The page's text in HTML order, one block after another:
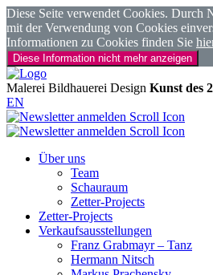
Diese Seite verwendet Cookies. Durch
mit der Verwendung von Cookies
Informationen zu Cookies finden Sie
Diese Information nicht mehr anzeigen
Malerei Bildhauerei Design Kunst des
EN
Über uns
Team
Schauraum
Zetter-Projects
Zetter-Projects
Verkaufsausstellungen
Franz Grabmayr – Tanz
Hermann Nitsch